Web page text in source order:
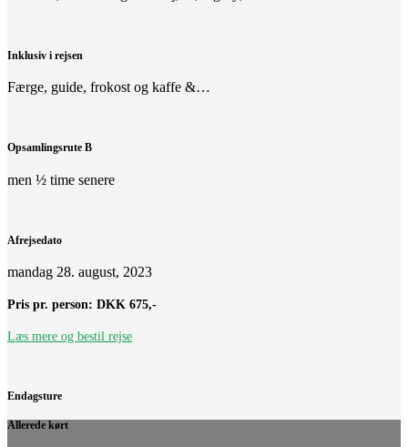
Inklusiv i rejsen
Færge, guide, frokost og kaffe &…
Opsamlingsrute B
men ½ time senere
Afrejsedato
mandag 28. august, 2023
Pris pr. person: DKK 675,-
Læs mere og bestil rejse
Endagsture
Allerede kørt